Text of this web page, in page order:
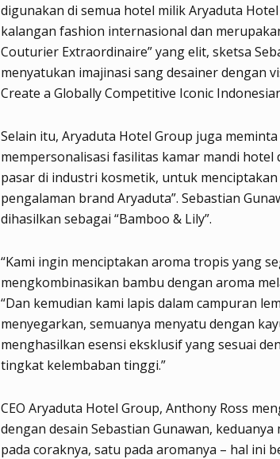
digunakan di semua hotel milik Aryaduta
kalangan fashion internasional dan
Couturier Extraordinaire” yang elit, sketsa
menyatukan imajinasi sang desainer dengan
Create a Globally Competitive Iconic
Selain itu, Aryaduta Hotel Group juga meminta
mempersonalisasi fasilitas kamar mandi
pasar di industri kosmetik, untuk
pengalaman brand Aryaduta”. Sebastian
dihasilkan sebagai “Bamboo & Lily”.
“Kami ingin menciptakan aroma tropis yang
mengkombinasikan bambu dengan aroma
“Dan kemudian kami lapis dalam campuran
menyegarkan, semuanya menyatu dengan
menghasilkan esensi eksklusif yang sesuai
tingkat kelembaban tinggi.”
CEO Aryaduta Hotel Group, Anthony Ross
dengan desain Sebastian Gunawan,
pada coraknya, satu pada aromanya – hal ini